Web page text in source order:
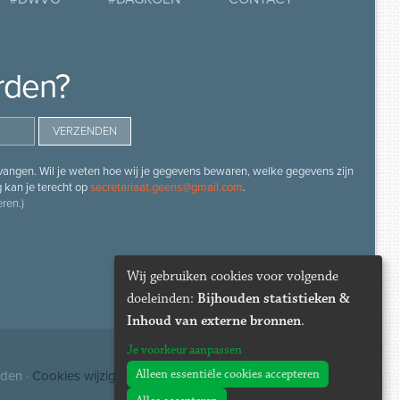
Wil je weten hoe wij je gegevens bewaren, welke gegevens zijn
kan je terecht opsecretariaat.geens@gmail.com.
· Cookies wijzigen
Wij gebruiken cookies voor volgende
doeleinden: Bijhouden statistieken &
Inhoud van externe bronnen.
Je voorkeur aanpassen
Alleen essentiële cookies accepteren